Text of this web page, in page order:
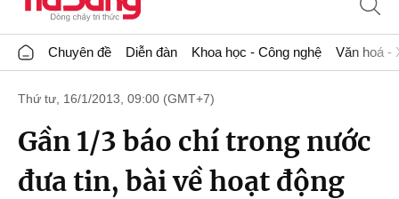
Chuyên đề Diễn đàn Khoa học - Công nghệ Văn hoá -
Thứ tư, 16/1/2013, 09:00 (GMT+7)
Gần 1/3 báo chí trong nước
đưa tin, bài về hoạt động